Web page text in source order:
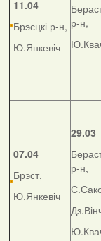
11.04
Брэсцкі р-н,
Ю.Янкевіч
р-н,
07.04
Брэст,
Ю.Янкевіч
29.03
р-н,